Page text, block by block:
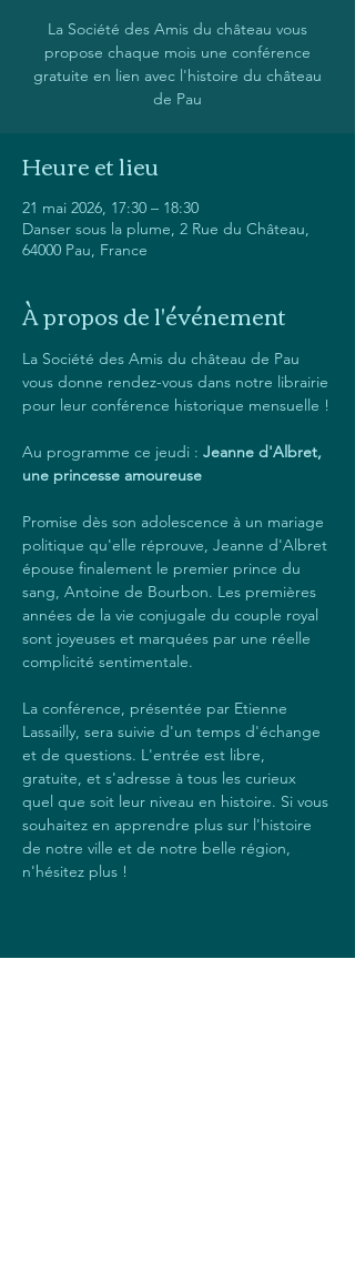
La Société des Amis du château vous
propose chaque mois une conférence
gratuite en lien avec l'histoire du château
de Pau
Heure et lieu
21 mai 2026, 17:30 – 18:30
Danser sous la plume, 2 Rue du Château,
64000 Pau, France
À propos de l'événement
La Société des Amis du château de Pau
vous donne rendez-vous dans notre librairie
pour leur conférence historique mensuelle !
Au programme ce jeudi : Jeanne d'Albret,
une princesse amoureuse
Promise dès son adolescence à un mariage
politique qu'elle réprouve, Jeanne d'Albret
épouse finalement le premier prince du
sang, Antoine de Bourbon. Les premières
années de la vie conjugale du couple royal
sont joyeuses et marquées par une réelle
complicité sentimentale.
La conférence, présentée par Etienne
Lassailly, sera suivie d'un temps d'échange
et de questions. L'entrée est libre,
gratuite, et s'adresse à tous les curieux
quel que soit leur niveau en histoire. Si vous
souhaitez en apprendre plus sur l'histoire
de notre ville et de notre belle région,
n'hésitez plus !